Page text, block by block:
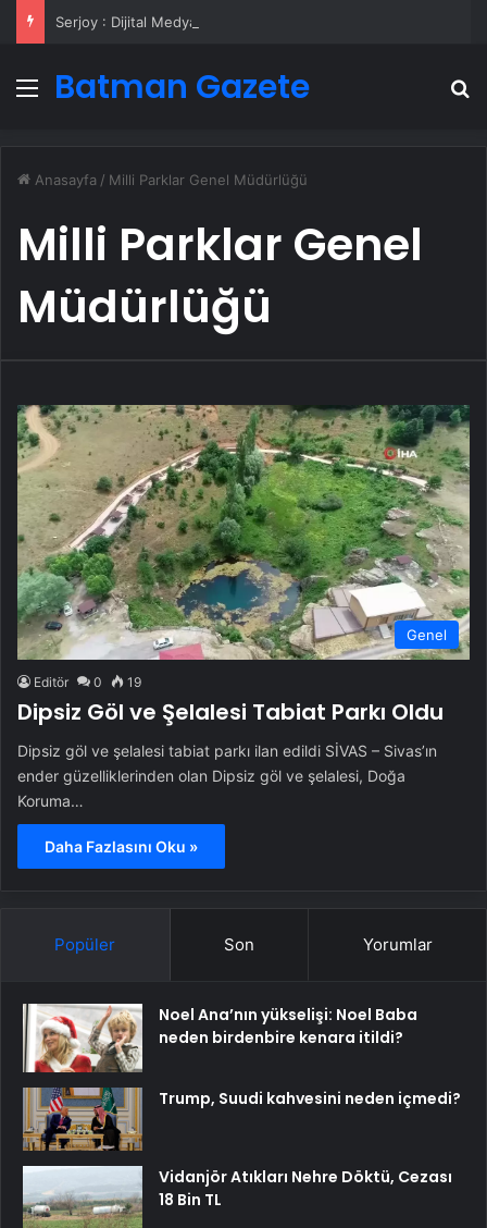
Menü
Batman Gazete
Anasayfa / Milli Parklar Genel Müdürlüğü
Milli Parklar Genel
Müdürlüğü
Genel
Editör 0 19
Dipsiz Göl ve Şelalesi Tabiat Parkı Oldu
Dipsiz göl ve şelalesi tabiat parkı ilan edildi SİVAS – Sivas’ın
ender güzelliklerinden olan Dipsiz göl ve şelalesi, Doğa
Koruma…
Daha Fazlasını Oku »
Popüler Son Yorumlar
Noel Ana’nın yükselişi: Noel Baba
neden birdenbire kenara itildi?
Trump, Suudi kahvesini neden içmedi?
Vidanjör Atıkları Nehre Döktü, Cezası
18 Bin TL